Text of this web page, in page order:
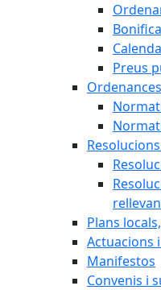
Preus
Plans
Actuacions
Manifestos
Convenis i